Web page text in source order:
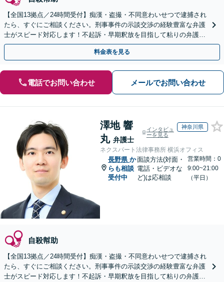
【全国13拠点／24時間受付】痴漢・盗撮・不同意わいせつで逮捕され
たら、すぐにご相談ください。刑事事件の示談交渉の経験豊富な弁護
士がスピード対応します！不起訴・早期釈放を目指して粘りの弁護活
動を行います。
料金表を見る
電話でお問い合わせ メールでお問い合わせ
澤地 響
丸 弁護士
インタビュ
ーを見る
神奈川県
ネクスパート法律事務所 横浜オフィス
長野県 か
らも相談
受付中
面談方法(対面・
電話・ビデオな
ど)は応相談
営業時間：0
9:00~21:00
（平日）
自殺幇助
【全国13拠点／24時間受付】痴漢・盗撮・不同意わいせつで逮捕され
たら、すぐにご相談ください。刑事事件の示談交渉の経験豊富な弁護
士がスピード対応します！不起訴・早期釈放を目指して粘りの弁護活